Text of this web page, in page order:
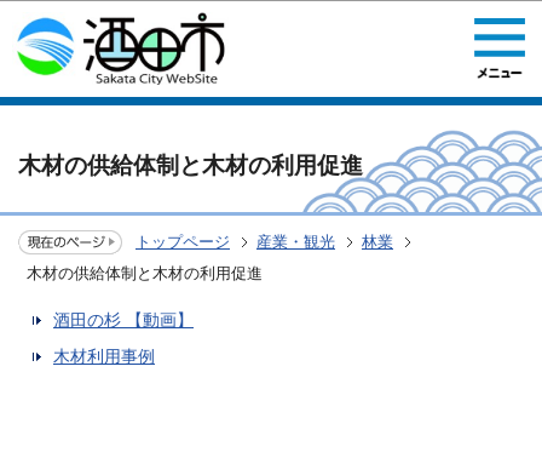
このページの本文へ移動
木材の供給体制と木材の利用促進
トップページ 産業・観光
林業
木材の供給体制と木材の利用促進
酒田の杉 【動画】
木材利用事例